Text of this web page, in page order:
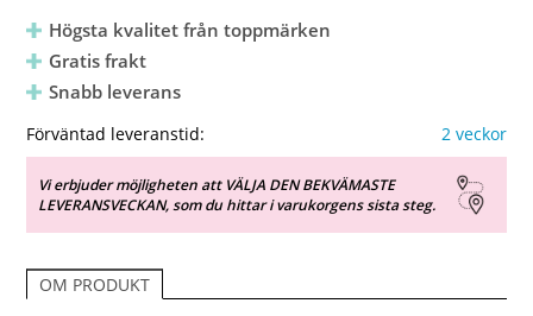
Högsta kvalitet från toppmärken
Gratis frakt
Snabb leverans
Förväntad leveranstid: 2 veckor
Vi erbjuder möjligheten att VÄLJA DEN BEKVÄMASTE
LEVERANSVECKAN, som du hittar i varukorgens sista steg.
OM PRODUKT